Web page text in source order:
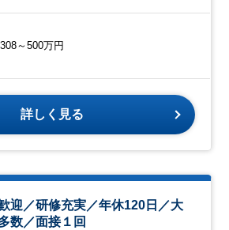
308～500万円
詳しく見る
迎／研修充実／年休120日／大
数／面接１回